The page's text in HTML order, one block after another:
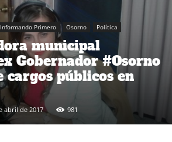
Informando Primero Osorno Política
municipal
Gobernador #Osorno
cargos públicos en
abril de 2017 981